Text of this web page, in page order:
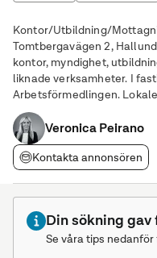
Kontor/Utbildning/
Tomtbergavägen 2, Hallunda. Lokalen lämpar sig
kontor, myndighet,
liknade verksamheter. I
Arbetsförmedlingen. Lokalen består av en bra mix av kontors-
och mötesrum i olika
Veronica Peirano
Kontakta annonsören
Din sökning
Se våra tips